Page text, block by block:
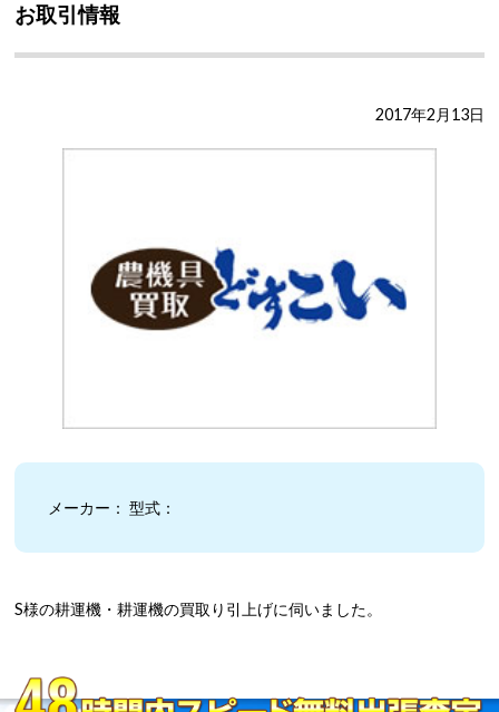
お取引情報
2017年2月13日
メーカー： 型式：
S様の耕運機・耕運機の買取り引上げに伺いました。